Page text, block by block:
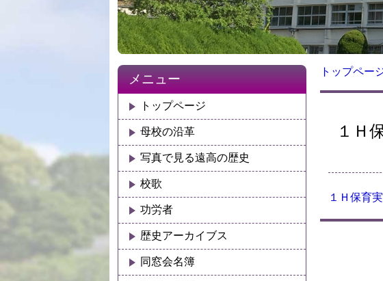
トップペー
１Ｈ
１Ｈ保育
メニュー
トップページ
母校の沿革
写真で見る遠高の歴史
校歌
功労者
歴史アーカイブス
同窓会名簿